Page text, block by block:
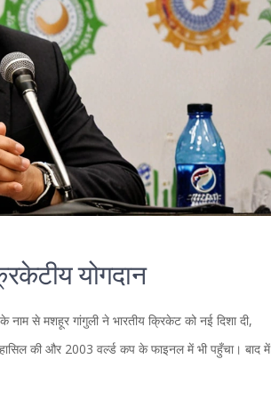
योगदान
से मशहूर गांगुली ने भारतीय क्रिकेट को नई दिशा दी,
की और 2003 वर्ल्ड कप के फाइनल में भी पहुँचा। बाद में